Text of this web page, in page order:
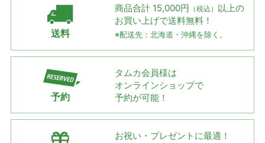
送料
商品合計 15,000円 （税込） 以上の
お買い上げで送料無料！
※配送先：北海道・沖縄を除く。
予約
タムカ会員様は
オンラインショップで
予約が可能！
お祝い・プレゼントに最適！